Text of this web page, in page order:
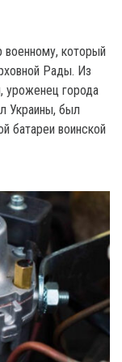
который
Рады. Из
уроженец города
Украины, был
батареи воинской